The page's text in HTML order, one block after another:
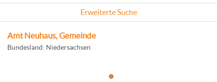
Erweiterte Suche
Amt Neuhaus, Gemeinde
Bundesland: Niedersachsen